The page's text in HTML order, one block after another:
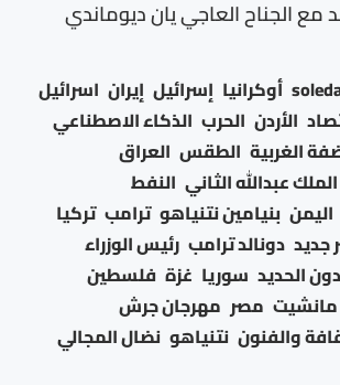
مع الجناح العاجي يان ديوماندي
أوكرانيا إسرائيل إيران اسرائيل
الأردن الحرب الذكاء الاصطناعي
الغربية الطقس العراق
الملك عبدالله الثاني النفط
اليمن بنيامين نتنياهو ترامب تركيا
جديد دونالد ترامب رئيس الوزراء
الحديد سوريا غزة فلسطين
مانشيت مصر مهرجان جرش
والفنون نتنياهو نضال المجالي